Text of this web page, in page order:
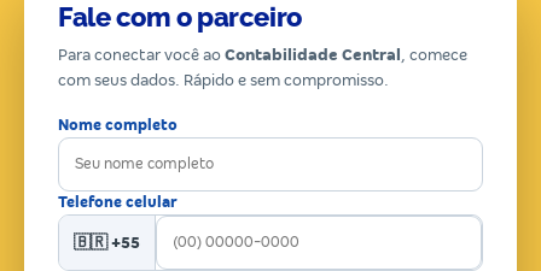
Fale com o parceiro
Para conectar você ao Contabilidade Central , comece
com seus dados. Rápido e sem compromisso.
Nome completo
Telefone celular
🇧🇷 +55